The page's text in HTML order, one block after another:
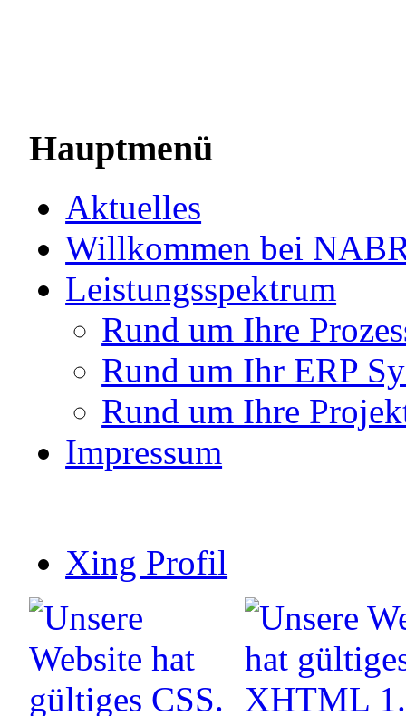
Hauptmenü
Aktuelles
Willkommen bei
Leistungsspektrum
Rund um Ihre
Rund um Ihr ERP
Rund um Ihre
Impressum
Xing Profil